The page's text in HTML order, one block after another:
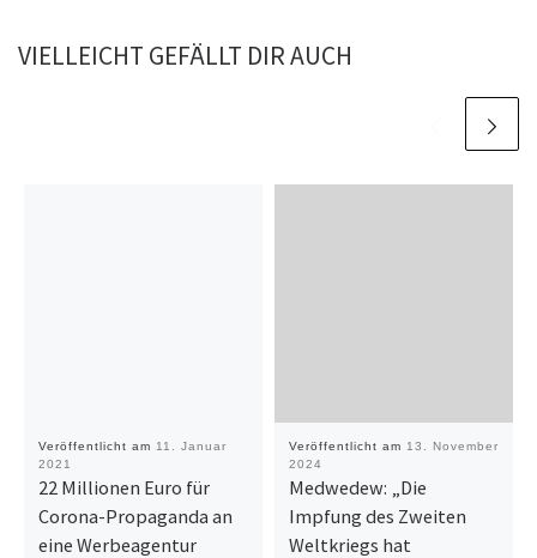
VIELLEICHT GEFÄLLT DIR AUCH
Veröffentlicht am 11. Januar
2021
22 Millionen Euro für
Corona-Propaganda an
eine Werbeagentur
Veröffentlicht am 13. November
2024
Medwedew: „Die
Impfung des Zweiten
Weltkriegs hat